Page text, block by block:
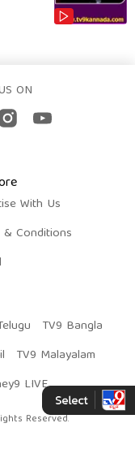
ON
With Us
& Conditions
TV9 Bangla
TV9 Malayalam
LIVE
Reserved.